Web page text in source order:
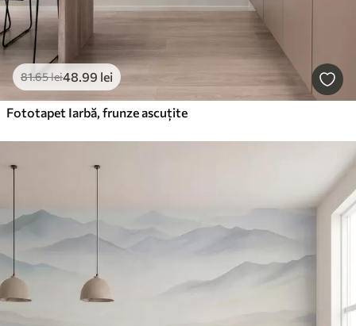
81.65lei48.99 lei
Fototapet Iarbă, frunze ascuțite